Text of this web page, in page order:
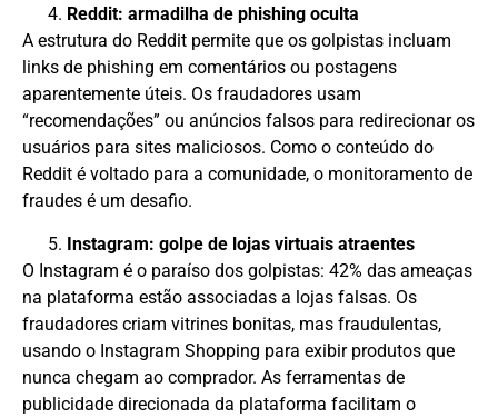
Reddit: armadilha de phishing oculta
A estrutura do Reddit permite que os golpistas incluam
links de phishing em comentários ou postagens
aparentemente úteis. Os fraudadores usam
“recomendações” ou anúncios falsos para redirecionar os
usuários para sites maliciosos. Como o conteúdo do
Reddit é voltado para a comunidade, o monitoramento de
fraudes é um desafio.
Instagram: golpe de lojas virtuais atraentes
O Instagram é o paraíso dos golpistas: 42% das ameaças
na plataforma estão associadas a lojas falsas. Os
fraudadores criam vitrines bonitas, mas fraudulentas,
usando o Instagram Shopping para exibir produtos que
nunca chegam ao comprador. As ferramentas de
publicidade direcionada da plataforma facilitam o